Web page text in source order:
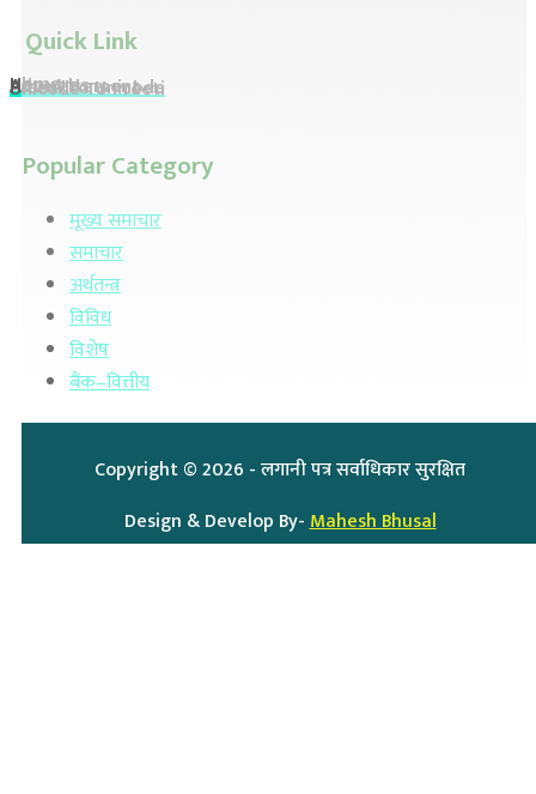
Quick Link
Home
About Us
Advertisement
Preeti To Unicode
Unicode To Preeti
Popular Category
मूख्य समाचार
समाचार
अर्थतन्त्र
विविध
विशेष
बैंक–वित्तीय
Copyright ©2026 - लगानी पत्र सर्वाधिकार सुरक्षित
Design & Develop By-Mahesh Bhusal